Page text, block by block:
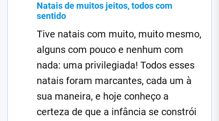
Natais de muitos jeitos, todos com
sentido
Tive natais com muito, muito mesmo,
alguns com pouco e nenhum com
nada: uma privilegiada! Todos esses
natais foram marcantes, cada um à
sua maneira, e hoje conheço a
certeza de que a infância se constrói